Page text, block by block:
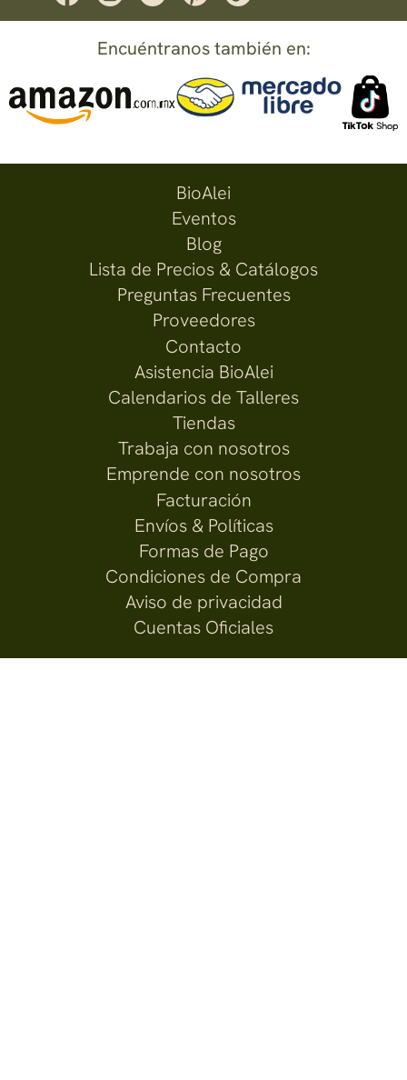
Encuéntranos también en:
BioAlei
Eventos
Blog
Lista de Precios & Catálogos
Preguntas Frecuentes
Proveedores
Contacto
Asistencia BioAlei
Calendarios de Talleres
Tiendas
Trabaja con nosotros
Emprende con nosotros
Facturación
Envíos & Políticas
Formas de Pago
Condiciones de Compra
Aviso de privacidad
Cuentas Oficiales